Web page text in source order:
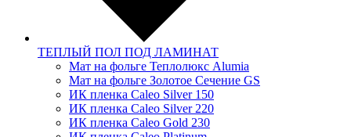
ТЕПЛЫЙ ПОЛ ПОД ЛАМИНАТ
Мат на фольге Теплолюкс Alumia
Мат на фольге Золотое Сечение GS
ИК пленка Caleo Silver 150
ИК пленка Caleo Silver 220
ИК пленка Caleo Gold 230